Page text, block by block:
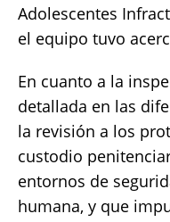
Adolescentes
el equipo tuvo
En cuanto a la
detallada en las
la revisión a los
custodio
entornos de
humana, y que